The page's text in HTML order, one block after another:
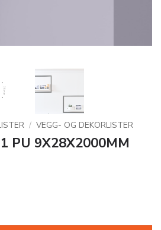
/ VEGG- OG DEKORLISTER
PU 9X28X2000MM